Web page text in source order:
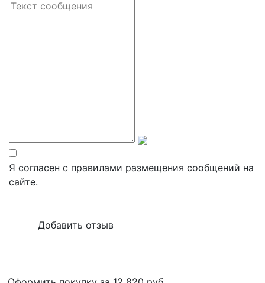
Я согласен с правилами размещения сообщений на
сайте.